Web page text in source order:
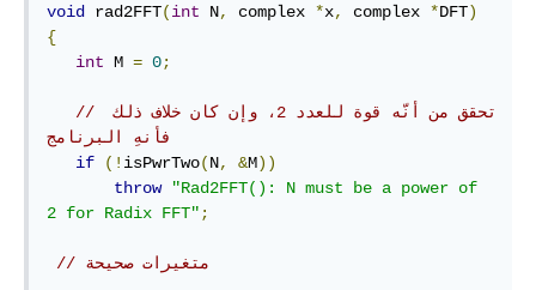
void rad2FFT(int N, complex *x, complex *DFT)
{
int M = 0;
// ‫تحقق من أنّه قوة للعدد 2، وإن كان خلاف ذلك
فأنهِ البرنامج
if
(! isPwrTwo(N, &M))
throw
"Rad2FFT(): N must be a power of
2 for Radix FFT";
// متغيرات صحيحة